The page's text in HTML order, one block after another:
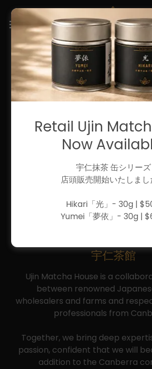
ABOUT UJIN
HOUSE
宇仁茶館
Ujin Matcha House is a
between renowned
wholesalers and farms and
professionals from
Together, we bring deep
passion, confident that we will
addition to the Canberra
Retail Ujin
Now
宇仁抹茶 缶シリーズ
店頭販売開始いたしまし
Hikari「光」- 30g |
Yumei「夢依」- 30g |